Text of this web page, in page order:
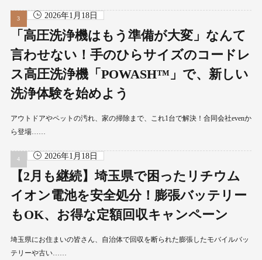
2026年1月18日
「高圧洗浄機はもう準備が大変」なんて
言わせない！手のひらサイズのコードレ
ス高圧洗浄機「POWASH™」で、新しい
洗浄体験を始めよう
アウトドアやペットの汚れ、家の掃除まで、これ1台で解決！合同会社evenか
ら登場……
2026年1月18日
【2月も継続】埼玉県で困ったリチウム
イオン電池を安全処分！膨張バッテリー
もOK、お得な定額回収キャンペーン
埼玉県にお住まいの皆さん、自治体で回収を断られた膨張したモバイルバッ
テリーや古い……